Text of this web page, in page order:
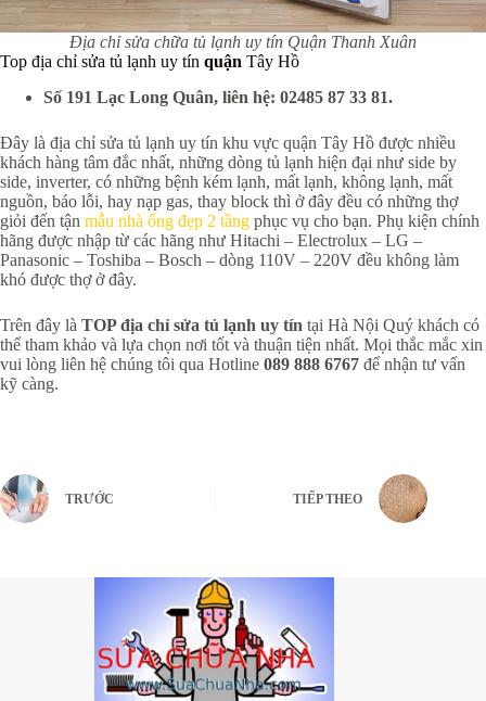
Địa chỉ sửa chữa tủ lạnh uy tín Quận Thanh Xuân
Top địa chỉ sửa tủ lạnh uy tín quận Tây Hồ
Số 191 Lạc Long Quân, liên hệ: 02485 87 33 81.
Đây là địa chỉ sửa tủ lạnh uy tín khu vực quận Tây Hồ được nhiều
khách hàng tâm đắc nhất, những dòng tủ lạnh hiện đại như side by
side, inverter, có những bệnh kém lạnh, mất lạnh, không lạnh, mất
nguồn, báo lỗi, hay nạp gas, thay block thì ở đây đều có những thợ
giỏi đến tận mẫu nhà ống đẹp 2 tầng phục vụ cho bạn. Phụ kiện chính
hãng được nhập từ các hãng như Hitachi – Electrolux – LG –
Panasonic – Toshiba – Bosch – dòng 110V – 220V đều không làm
khó được thợ ở đây.
Trên đây là TOP địa chỉ sửa tủ lạnh uy tín tại Hà Nội Quý khách có
thể tham khảo và lựa chọn nơi tốt và thuận tiện nhất. Mọi thắc mắc xin
vui lòng liên hệ chúng tôi qua Hotline 089 888 6767 để nhận tư vấn
kỹ càng.
TRƯỚC TIẾP THEO